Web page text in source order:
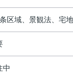
区域、景観法、宅
中